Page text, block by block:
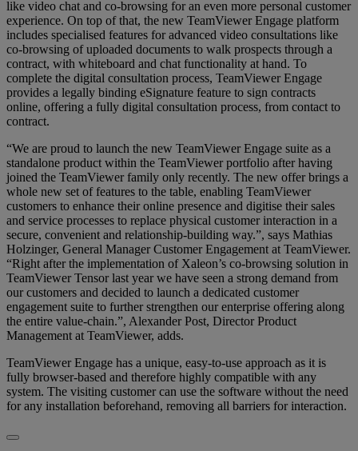
like video chat and co-browsing for an even more personal customer
experience. On top of that, the new TeamViewer Engage platform
includes specialised features for advanced video consultations like
co-browsing of uploaded documents to walk prospects through a
contract, with whiteboard and chat functionality at hand. To
complete the digital consultation process, TeamViewer Engage
provides a legally binding eSignature feature to sign contracts
online, offering a fully digital consultation process, from contact to
contract.
“We are proud to launch the new TeamViewer Engage suite as a
standalone product within the TeamViewer portfolio after having
joined the TeamViewer family only recently. The new offer brings a
whole new set of features to the table, enabling TeamViewer
customers to enhance their online presence and digitise their sales
and service processes to replace physical customer interaction in a
secure, convenient and relationship-building way.”, says Mathias
Holzinger, General Manager Customer Engagement at TeamViewer.
“Right after the implementation of Xaleon’s co-browsing solution in
TeamViewer Tensor last year we have seen a strong demand from
our customers and decided to launch a dedicated customer
engagement suite to further strengthen our enterprise offering along
the entire value-chain.”, Alexander Post, Director Product
Management at TeamViewer, adds.
TeamViewer Engage has a unique, easy-to-use approach as it is
fully browser-based and therefore highly compatible with any
system. The visiting customer can use the software without the need
for any installation beforehand, removing all barriers for interaction.